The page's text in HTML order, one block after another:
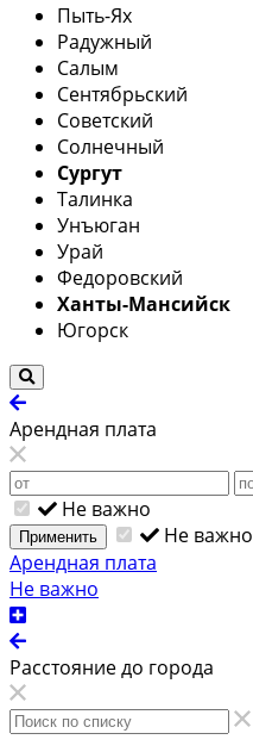
Пыть-Ях
Радужный
Салым
Сентябрьский
Советский
Солнечный
Сургут
Талинка
Унъюган
Урай
Федоровский
Ханты-Мансийск
Югорск
Арендная плата
Не важно
Применить
Не важно
Арендная плата
Не важно
Расстояние до города